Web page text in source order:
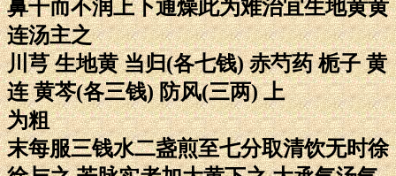
鼻干而不润上下通燥此为难治宜生地黄黄
连汤主之
川芎 生地黄 当归(各七钱) 赤芍药 栀子 黄
连 黄芩(各三钱) 防风(三两) 上
为粗
末每服三钱水二盏煎至七分取清饮无时徐